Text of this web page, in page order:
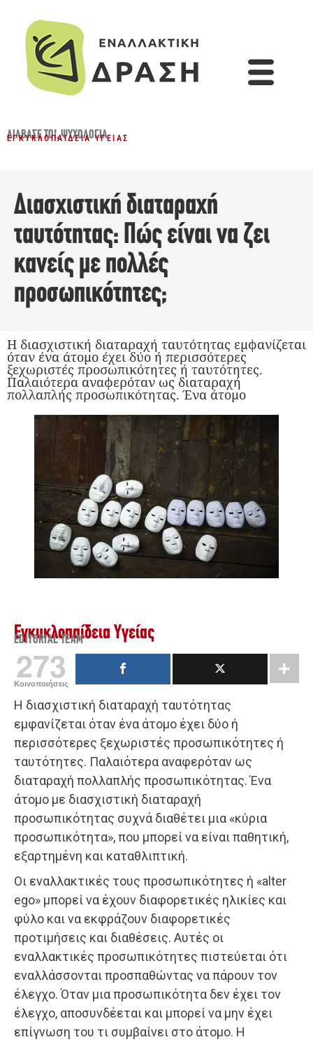
ΔΙΆΒΑΣΈ ΤΟ!,ΨΥΧΟΛΟΓΊΑ
ΕΓΚΥΚΛΟΠΑΊΔΕΙΑ ΥΓΕΊΑΣ
Διασχιστική διαταραχή
ταυτότητας: Πώς είναι να ζει
κανείς με πολλές
προσωπικότητες;
Η διασχιστική διαταραχή ταυτότητας εμφανίζεται
όταν ένα άτομο έχει δύο ή περισσότερες
ξεχωριστές προσωπικότητες ή ταυτότητες.
Παλαιότερα αναφερόταν ως διαταραχή
πολλαπλής προσωπικότητας. Ένα άτομο
Εγκυκλοπαίδεια Υγείας
EDITORIAL TEAM
273
Κοινοποιήσεις
Η διασχιστική διαταραχή ταυτότητας
εμφανίζεται όταν ένα άτομο έχει δύο ή
περισσότερες ξεχωριστές προσωπικότητες ή
ταυτότητες. Παλαιότερα αναφερόταν ως
διαταραχή πολλαπλής προσωπικότητας. Ένα
άτομο με διασχιστική διαταραχή
προσωπικότητας συχνά διαθέτει μια «κύρια
προσωπικότητα», που μπορεί να είναι παθητική,
εξαρτημένη και καταθλιπτική.
Οι εναλλακτικές τους προσωπικότητες ή «alter
ego» μπορεί να έχουν διαφορετικές ηλικίες και
φύλο και να εκφράζουν διαφορετικές
προτιμήσεις και διαθέσεις. Αυτές οι
εναλλακτικές προσωπικότητες πιστεύεται ότι
εναλλάσσονται προσπαθώντας να πάρουν τον
έλεγχο. Όταν μια προσωπικότητα δεν έχει τον
έλεγχο, αποσυνδέεται και μπορεί να μην έχει
επίγνωση του τι συμβαίνει στο άτομο. Η